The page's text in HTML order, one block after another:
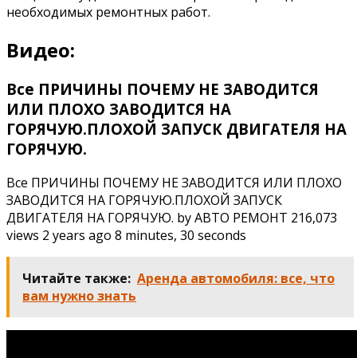
необходимых ремонтных работ.
Видео:
Все ПРИЧИНЫ ПОЧЕМУ НЕ ЗАВОДИТСЯ
ИЛИ ПЛОХО ЗАВОДИТСЯ НА
ГОРЯЧУЮ.ПЛОХОЙ ЗАПУСК ДВИГАТЕЛЯ НА
ГОРЯЧУЮ.
Все ПРИЧИНЫ ПОЧЕМУ НЕ ЗАВОДИТСЯ ИЛИ ПЛОХО
ЗАВОДИТСЯ НА ГОРЯЧУЮ.ПЛОХОЙ ЗАПУСК
ДВИГАТЕЛЯ НА ГОРЯЧУЮ. by АВТО РЕМОНТ 216,073
views 2 years ago 8 minutes, 30 seconds
Читайте также: Аренда автомобиля: все, что
вам нужно знать